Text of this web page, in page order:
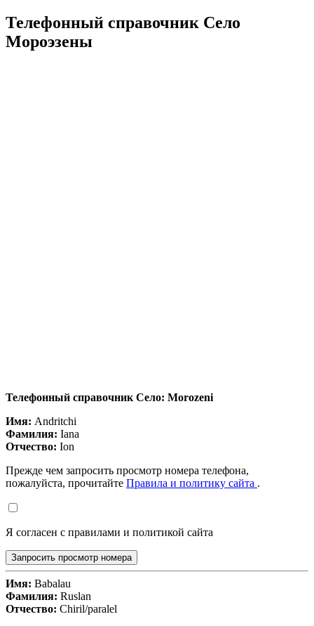
Телефонный справочник Село
Мороэзены
Телефонный справочник Село: Morozeni
Имя: Andritchi
Фамилия: Iana
Отчество: Ion
Прежде чем запросить просмотр номера телефона,
пожалуйста, прочитайте Правила и политику сайта .
Я согласен с правилами и политикой сайта
Запросить просмотр номера
Имя: Babalau
Фамилия: Ruslan
Отчество: Chiril/paralel